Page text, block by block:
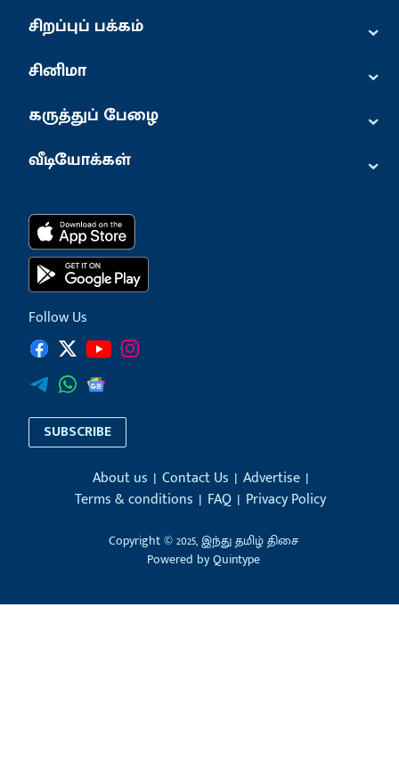
Follow Us
SUBSCRIBE
சிறப்புப் பக்கம் ⌄
சினிமா ⌄
கருத்துப் பேழை ⌄
வீடியோக்கள் ⌄
About us Contact Us
Advertise
Terms & conditions
FAQ Privacy Policy
Copyright © 2025, இந்து தமிழ் திசை
Powered byQuintype